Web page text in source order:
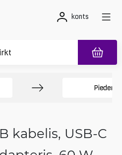
konts
kabelis, USB-C